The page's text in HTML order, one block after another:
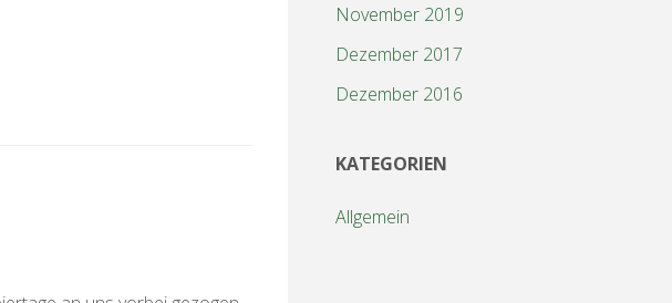
November 2019
Dezember 2017
Dezember 2016
KATEGORIEN
Allgemein